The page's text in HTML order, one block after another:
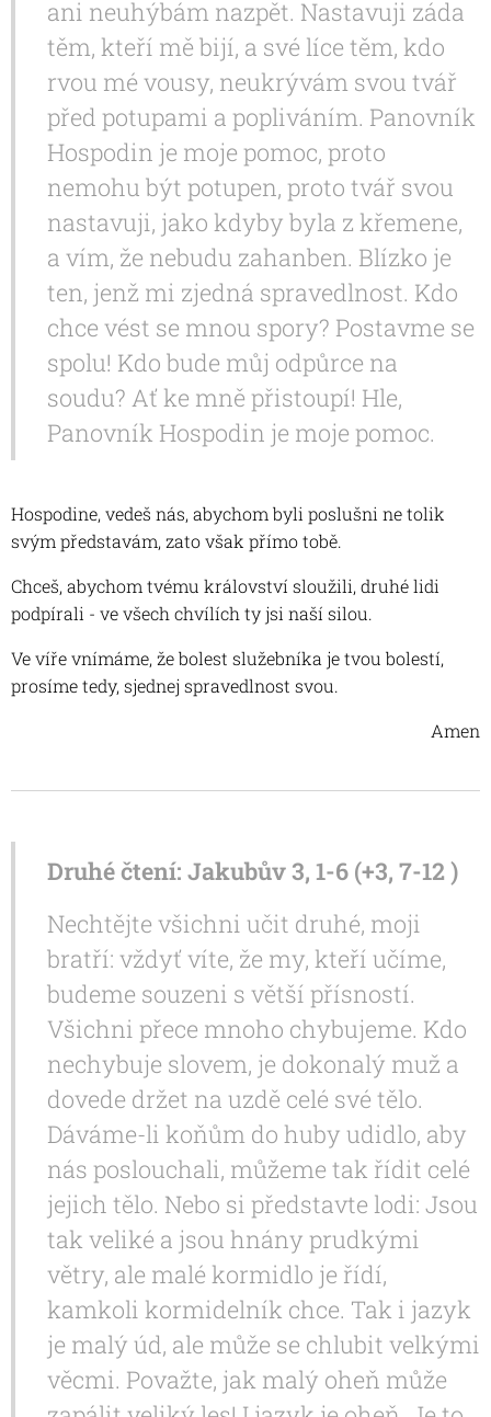
ani neuhýbám nazpět. Nastavuji záda
těm, kteří mě bijí, a své líce těm, kdo
rvou mé vousy, neukrývám svou tvář
před potupami a popliváním. Panovník
Hospodin je moje pomoc, proto
nemohu být potupen, proto tvář svou
nastavuji, jako kdyby byla z křemene,
a vím, že nebudu zahanben. Blízko je
ten, jenž mi zjedná spravedlnost. Kdo
chce vést se mnou spory? Postavme se
spolu! Kdo bude můj odpůrce na
soudu? Ať ke mně přistoupí! Hle,
Panovník Hospodin je moje pomoc.
Hospodine, vedeš nás, abychom byli poslušni ne tolik
svým představám, zato však přímo tobě.
Chceš, abychom tvému království sloužili, druhé lidi
podpírali - ve všech chvílích ty jsi naší silou.
Ve víře vnímáme, že bolest služebníka je tvou bolestí,
prosíme tedy, sjednej spravedlnost svou.
Amen
Druhé čtení: Jakubův 3, 1-6 (+3, 7-12 )
Nechtějte všichni učit druhé, moji
bratří: vždyť víte, že my, kteří učíme,
budeme souzeni s větší přísností.
Všichni přece mnoho chybujeme. Kdo
nechybuje slovem, je dokonalý muž a
dovede držet na uzdě celé své tělo.
Dáváme-li koňům do huby udidlo, aby
nás poslouchali, můžeme tak řídit celé
jejich tělo. Nebo si představte lodi: Jsou
tak veliké a jsou hnány prudkými
větry, ale malé kormidlo je řídí,
kamkoli kormidelník chce. Tak i jazyk
je malý úd, ale může se chlubit velkými
věcmi. Považte, jak malý oheň může